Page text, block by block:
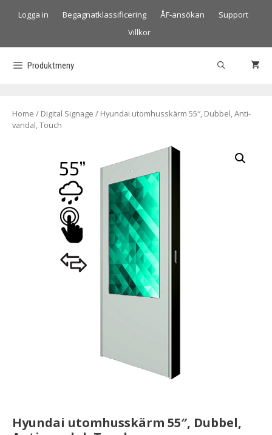
Logga in Begagnatklassificering ÅF-ansökan
Support
Villkor
Produktmeny
Home / Digital Signage / Hyundai utomhusskärm 55″, Dubbel, Anti-
vandal, Touch
Hyundai utomhusskärm 55″, Dubbel,